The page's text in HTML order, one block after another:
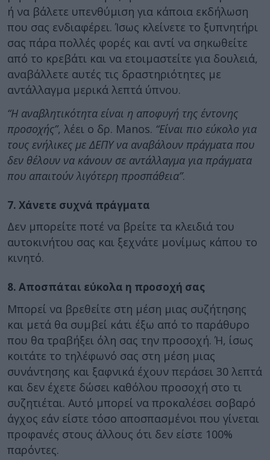
ή να βάλετε υπενθύμιση για κάποια εκδήλωση
που σας ενδιαφέρει. Ίσως κλείνετε το ξυπνητήρι
σας πάρα πολλές φορές και αντί να σηκωθείτε
από το κρεβάτι και να ετοιμαστείτε για δουλειά,
αναβάλλετε αυτές τις δραστηριότητες με
αντάλλαγμα μερικά λεπτά ύπνου.
“Η αναβλητικότητα είναι η αποφυγή της έντονης
προσοχής”, λέει ο δρ. Manos. “Είναι πιο εύκολο για
τους ενήλικες με ΔΕΠΥ να αναβάλουν πράγματα που
δεν θέλουν να κάνουν σε αντάλλαγμα για πράγματα
που απαιτούν λιγότερη προσπάθεια”.
7. Χάνετε συχνά πράγματα
Δεν μπορείτε ποτέ να βρείτε τα κλειδιά του
αυτοκινήτου σας και ξεχνάτε μονίμως κάπου το
κινητό.
8. Αποσπάται εύκολα η προσοχή σας
Μπορεί να βρεθείτε στη μέση μιας συζήτησης
και μετά θα συμβεί κάτι έξω από το παράθυρο
που θα τραβήξει όλη σας την προσοχή. Ή, ίσως
κοιτάτε το τηλέφωνό σας στη μέση μιας
συνάντησης και ξαφνικά έχουν περάσει 30 λεπτά
και δεν έχετε δώσει καθόλου προσοχή στο τι
συζητιέται. Αυτό μπορεί να προκαλέσει σοβαρό
άγχος εάν είστε τόσο αποσπασμένοι που γίνεται
προφανές στους άλλους ότι δεν είστε 100%
παρόντες.